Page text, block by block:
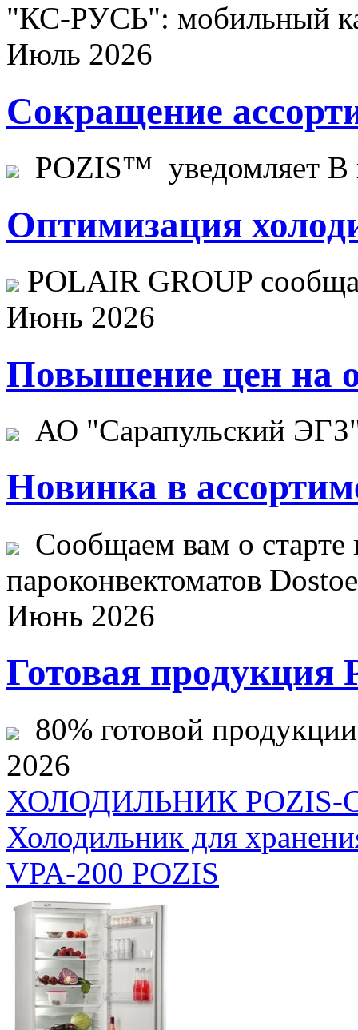
"КС-РУСЬ": мобильный
Июль 2026
Сокращение
POZIS™ уведомляет В
Оптимизация
POLAIR GROUP
Июнь 2026
Повышение цен на
АО "Сарапульский
Новинка в
Сообщаем вам о старте
пароконвектоматов
Июнь 2026
Готовая продукция
80% готовой
2026
ХОЛОДИЛЬНИК POZIS-
Холодильник для
VPA-200 POZIS